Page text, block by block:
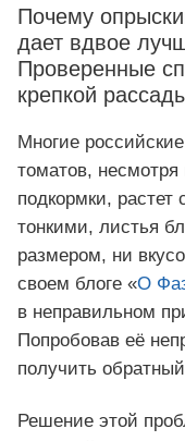
Почему
дает вдвое
Проверенные
крепкой
Многие
томатов,
подкормки,
тонкими, листья
размером, ни
своем блоге «О
в неправильном
Попробовав её
получить
Решение этой